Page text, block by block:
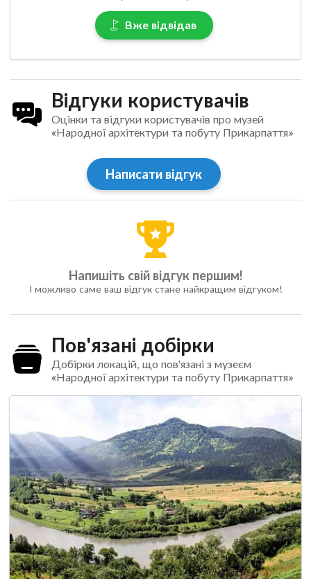
Вже відвідав
Відгуки користувачів
Оцінки та відгуки користувачів про музей
«Народної архітектури та побуту Прикарпаття»
Написати відгук
Напишіть свій відгук першим!
І можливо саме ваш відгук стане найкращим відгуком!
Пов'язані добірки
Добірки локацій, що пов'язані з музеєм
«Народної архітектури та побуту Прикарпаття»